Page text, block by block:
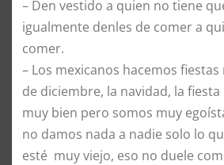
– Den vestido a quien no tiene
igualmente denles de comer a
comer.
– Los mexicanos hacemos
de diciembre, la navidad, la
muy bien pero somos muy
no damos nada a nadie solo lo
esté muy viejo, eso no duele